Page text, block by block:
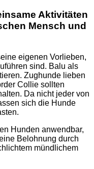
Aktivitäten
Mensch und
eigenen Vorlieben,
sind. Balu als
Zughunde lieben
Collie sollten
Da nicht jeder von
sich die Hunde
Hunden anwendbar,
Belohnung durch
mündlichem